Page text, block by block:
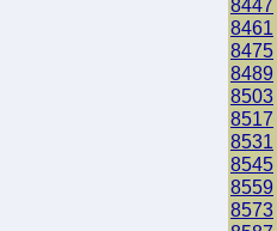
8447
8461
8475
8489
8503
8517
8531
8545
8559
8573